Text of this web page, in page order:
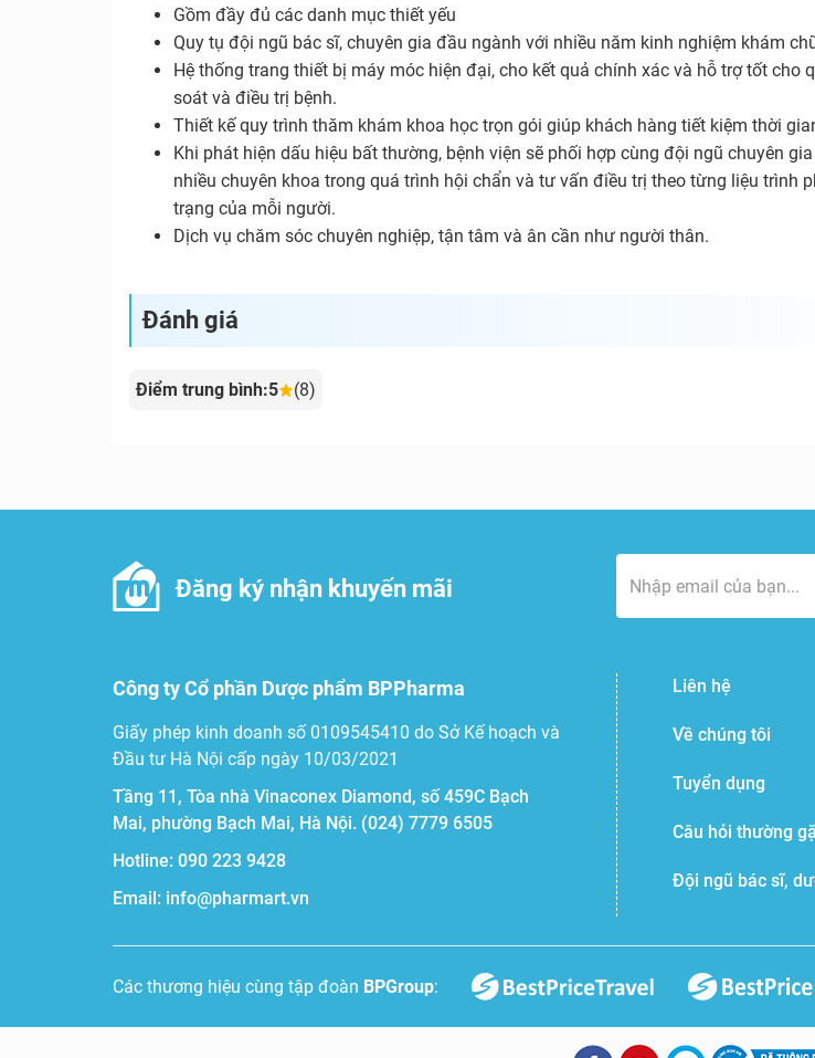
Gồm đầy đủ các danh mục thiết yếu
Quy tụ đội ngũ bác sĩ, chuyên gia đầu ngành với nhiều năm kinh nghiệm khám
Hệ thống trang thiết bị máy móc hiện đại, cho kết quả chính xác và hỗ trợ tốt cho
soát và điều trị bệnh.
Thiết kế quy trình thăm khám khoa học trọn gói giúp khách hàng tiết kiệm thời
Khi phát hiện dấu hiệu bất thường, bệnh viện sẽ phối hợp cùng đội ngũ chuyên
nhiều chuyên khoa trong quá trình hội chẩn và tư vấn điều trị theo từng liệu trình
trạng của mỗi người.
Dịch vụ chăm sóc chuyên nghiệp, tận tâm và ân cần như người thân.
Đánh giá
Điểm trung bình:5 (8)
Đăng ký nhận khuyến mãi
Công ty Cổ phần Dược phẩm BPPharma
Giấy phép kinh doanh số 0109545410 do Sở Kế hoạch và
Đầu tư Hà Nội cấp ngày 10/03/2021
Tầng 11, Tòa nhà Vinaconex Diamond, số 459C Bạch
Mai, phường Bạch Mai, Hà Nội. (024) 7779 6505
Hotline: 090 223 9428
Email: info@pharmart.vn
Liên hệ
Về chúng tôi
Tuyển dụng
Câu hỏi thường
Đội ngũ bác sĩ,
Các thương hiệu cùng tập đoàn BPGroup: